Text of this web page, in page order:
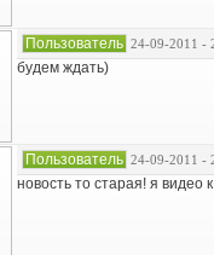
Пользователь 24-09-2011 -
будем ждать)
Пользователь 24-09-2011 -
новость то старая! я видео